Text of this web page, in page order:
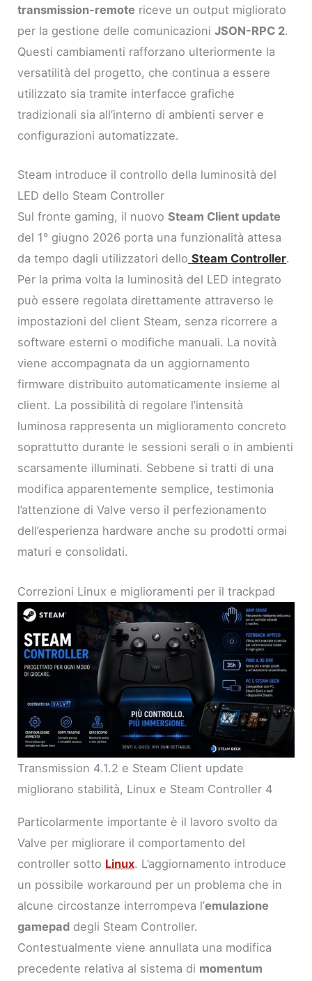
transmission-remote riceve un output migliorato
per la gestione delle comunicazioniJSON-RPC 2.
Questi cambiamenti rafforzano ulteriormente la
versatilità del progetto, che continua a essere
utilizzato sia tramite interfacce grafiche
tradizionali sia all’interno di ambienti server e
configurazioni automatizzate.
Steam introduce il controllo della luminosità del
LED dello Steam Controller
Sul fronte gaming, il nuovoSteam Client update
del 1° giugno 2026 porta una funzionalità attesa
da tempo dagli utilizzatori dello Steam Controller.
Per la prima volta la luminosità del LED integrato
può essere regolata direttamente attraverso le
impostazioni del client Steam, senza ricorrere a
software esterni o modifiche manuali. La novità
viene accompagnata da un aggiornamento
firmware distribuito automaticamente insieme al
client. La possibilità di regolare l’intensità
luminosa rappresenta un miglioramento concreto
soprattutto durante le sessioni serali o in ambienti
scarsamente illuminati. Sebbene si tratti di una
modifica apparentemente semplice, testimonia
l’attenzione di Valve verso il perfezionamento
dell’esperienza hardware anche su prodotti ormai
maturi e consolidati.
Correzioni Linux e miglioramenti per il trackpad
Transmission 4.1.2 e Steam Client update
migliorano stabilità, Linux e Steam Controller 4
Particolarmente importante è il lavoro svolto da
Valve per migliorare il comportamento del
controller sotto Linux. L’aggiornamento introduce
un possibile workaround per un problema che in
alcune circostanze interrompeva l’emulazione
gamepad degli Steam Controller.
Contestualmente viene annullata una modifica
precedente relativa al sistema di momentum